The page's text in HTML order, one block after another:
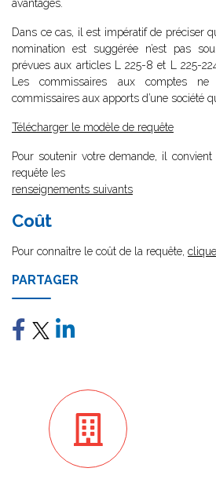
avantages.
Dans ce cas, il est impératif de préciser
nomination est suggérée n’est pas
prévues aux articles L 225-8 et L 225-
Les commissaires aux comptes
commissaires aux apports d’une société
Télécharger le modèle de requête
Pour soutenir votre demande, il
requête les
renseignements suivants
Coût
Pour connaître le coût de la requête,
PARTAGER